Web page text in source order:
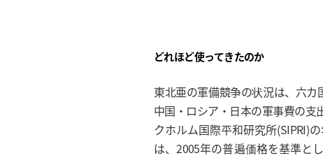
どれほど使ってきたのか
東北亜の軍備競争の状況は、六カ
中国・ロシア・日本の軍事費の支
クホルム国際平和研究所(SIPRI)
は、2005年の普遍価格を基準と